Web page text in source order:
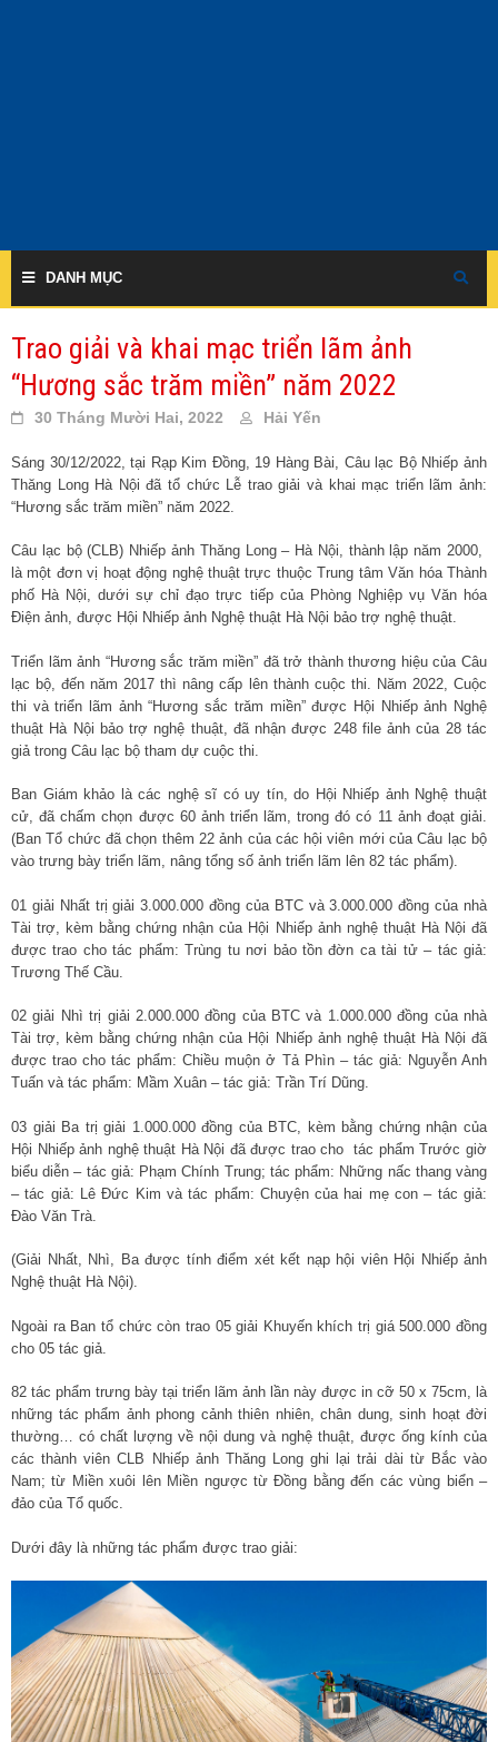
DANH MỤC
Trao giải và khai mạc triển lãm ảnh
“Hương sắc trăm miền” năm 2022
30 Tháng Mười Hai, 2022 Hải Yến
Sáng 30/12/2022, tại Rạp Kim Đồng, 19 Hàng Bài, Câu lạc Bộ Nhiếp ảnh
Thăng Long Hà Nội đã tổ chức Lễ trao giải và khai mạc triển lãm ảnh:
“Hương sắc trăm miền” năm 2022.
Câu lạc bộ (CLB) Nhiếp ảnh Thăng Long – Hà Nội, thành lập năm 2000,
là một đơn vị hoạt động nghệ thuật trực thuộc Trung tâm Văn hóa Thành
phố Hà Nội, dưới sự chỉ đạo trực tiếp của Phòng Nghiệp vụ Văn hóa
Điện ảnh, được Hội Nhiếp ảnh Nghệ thuật Hà Nội bảo trợ nghệ thuật.
Triển lãm ảnh “Hương sắc trăm miền” đã trở thành thương hiệu của Câu
lạc bộ, đến năm 2017 thì nâng cấp lên thành cuộc thi. Năm 2022, Cuộc
thi và triển lãm ảnh “Hương sắc trăm miền” được Hội Nhiếp ảnh Nghệ
thuật Hà Nội bảo trợ nghệ thuật, đã nhận được 248 file ảnh của 28 tác
giả trong Câu lạc bộ tham dự cuộc thi.
Ban Giám khảo là các nghệ sĩ có uy tín, do Hội Nhiếp ảnh Nghệ thuật
cử, đã chấm chọn được 60 ảnh triển lãm, trong đó có 11 ảnh đoạt giải.
(Ban Tổ chức đã chọn thêm 22 ảnh của các hội viên mới của Câu lạc bộ
vào trưng bày triển lãm, nâng tổng số ảnh triển lãm lên 82 tác phẩm).
01 giải Nhất trị giải 3.000.000 đồng của BTC và 3.000.000 đồng của nhà
Tài trợ, kèm bằng chứng nhận của Hội Nhiếp ảnh nghệ thuật Hà Nội đã
được trao cho tác phẩm: Trùng tu nơi bảo tồn đờn ca tài tử – tác giả:
Trương Thế Cầu.
02 giải Nhì trị giải 2.000.000 đồng của BTC và 1.000.000 đồng của nhà
Tài trợ, kèm bằng chứng nhận của Hội Nhiếp ảnh nghệ thuật Hà Nội đã
được trao cho tác phẩm: Chiều muộn ở Tả Phìn – tác giả: Nguyễn Anh
Tuấn và tác phẩm: Mầm Xuân – tác giả: Trần Trí Dũng.
03 giải Ba trị giải 1.000.000 đồng của BTC, kèm bằng chứng nhận của
Hội Nhiếp ảnh nghệ thuật Hà Nội đã được trao cho tác phẩm Trước giờ
biểu diễn – tác giả: Phạm Chính Trung; tác phẩm: Những nấc thang vàng
– tác giả: Lê Đức Kim và tác phẩm: Chuyện của hai mẹ con – tác giả:
Đào Văn Trà.
(Giải Nhất, Nhì, Ba được tính điểm xét kết nạp hội viên Hội Nhiếp ảnh
Nghệ thuật Hà Nội).
Ngoài ra Ban tổ chức còn trao 05 giải Khuyến khích trị giá 500.000 đồng
cho 05 tác giả.
82 tác phẩm trưng bày tại triển lãm ảnh lần này được in cỡ 50 x 75cm, là
những tác phẩm ảnh phong cảnh thiên nhiên, chân dung, sinh hoạt đời
thường… có chất lượng về nội dung và nghệ thuật, được ống kính của
các thành viên CLB Nhiếp ảnh Thăng Long ghi lại trải dài từ Bắc vào
Nam; từ Miền xuôi lên Miền ngược từ Đồng bằng đến các vùng biển –
đảo của Tổ quốc.
Dưới đây là những tác phẩm được trao giải: